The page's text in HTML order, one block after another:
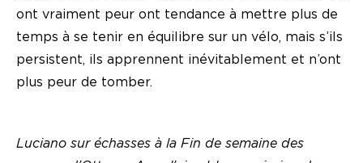
ont vraiment peur ont tendance à mettre plus de
temps à se tenir en équilibre sur un vélo, mais s’ils
persistent, ils apprennent inévitablement et n’ont
plus peur de tomber.
Luciano sur échasses à la Fin de semaine des